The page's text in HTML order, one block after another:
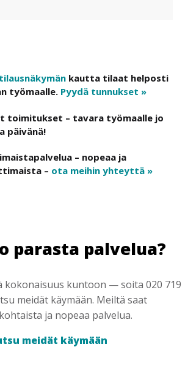
tilausnäkymän kautta tilaat helposti
työmaalle. Pyydä tunnukset »
toimitukset – tavara työmaalle jo
päivänä!
– nopeaa ja
– ota meihin yhteyttä »
parasta palvelua?
kokonaisuus kuntoon — soita 020 719
meidät käymään. Meiltä saat
ja nopeaa palvelua.
meidät käymään